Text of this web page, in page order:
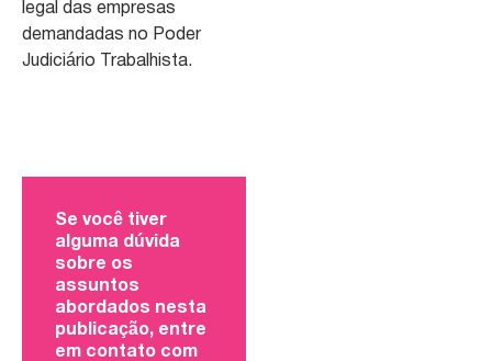
legal das empresas
demandadas no Poder
Judiciário Trabalhista.
Se você tiver
alguma dúvida
sobre os
assuntos
abordados nesta
publicação, entre
em contato com